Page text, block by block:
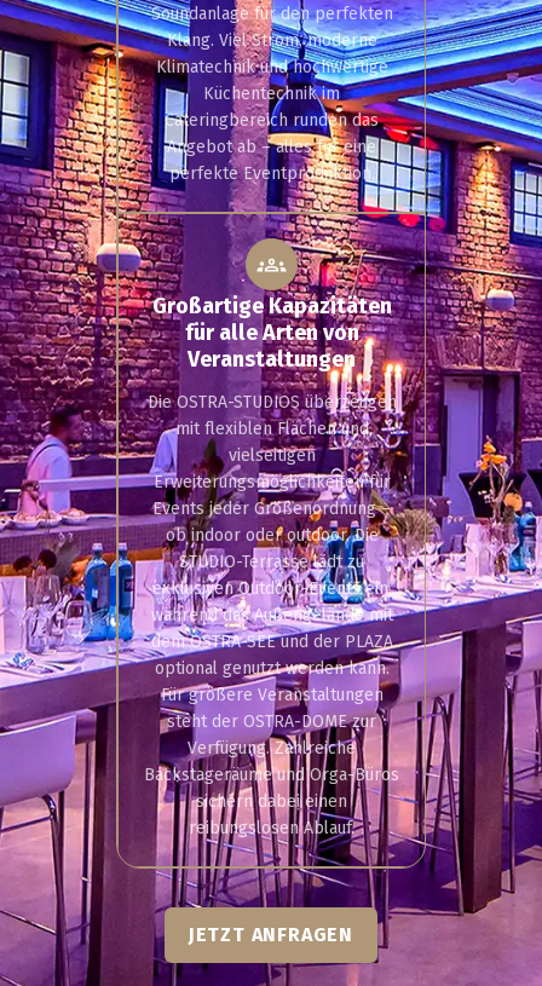
Soundanlage für den perfekten
Klang. Viel Strom, moderne
Klimatechnik und hochwertige
Küchentechnik im
Cateringbereich runden das
Angebot ab – alles für eine
perfekte Eventproduktion.
Großartige Kapazitäten
für alle Arten von
Veranstaltungen
Die OSTRA-STUDIOS überzeugen
mit flexiblen Flächen und
vielseitigen
Erweiterungsmöglichkeiten für
Events jeder Größenordnung –
ob indoor oder outdoor. Die
STUDIO-Terrasse lädt zu
exklusiven Outdoor-Events ein,
während das Außengelände mit
dem OSTRA-SEE und der PLAZA
optional genutzt werden kann.
Für größere Veranstaltungen
steht der OSTRA-DOME zur
Verfügung. Zahlreiche
Backstageräume und Orga-Büros
sichern dabei einen
reibungslosen Ablauf.
JETZT ANFRAGEN